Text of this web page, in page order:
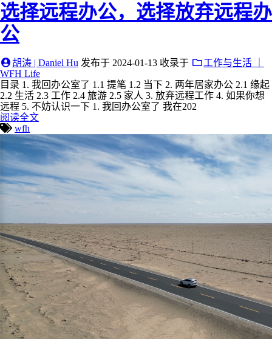
选择远程办公，选择放弃远程办
公
胡涛 | Daniel Hu 发布于 2024-01-13 收录于
工作与生活 ｜
WFH Life
目录 1. 我回办公室了 1.1 提笔 1.2 当下 2. 两年居家办公 2.1 缘起
2.2 生活 2.3 工作 2.4 旅游 2.5 家人 3. 放弃远程工作 4. 如果你想
远程 5. 不妨认识一下 1. 我回办公室了 我在202
阅读全文
wfh